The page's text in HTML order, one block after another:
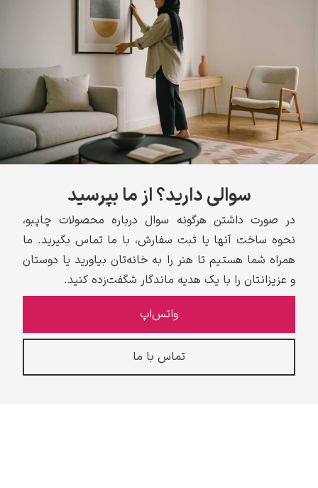
سوالی دارید؟ از ما بپرسید
در صورت داشتن هرگونه سوال درباره محصولات چاپبو،
نحوه ساخت آنها یا ثبت سفارش، با ما تماس بگیرید. ما
همراه شما هستیم تا هنر را به خانه‌تان بیاورید یا دوستان
و عزیزانتان را با یک هدیه ماندگار شگفت‌زده کنید.
واتس‌اپ
تماس با ما